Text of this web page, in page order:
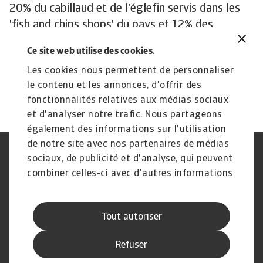
Ce site web utilise des cookies.
Les cookies nous permettent de personnaliser
le contenu et les annonces, d'offrir des
fonctionnalités relatives aux médias sociaux
et d'analyser notre trafic. Nous partageons
également des informations sur l'utilisation
de notre site avec nos partenaires de médias
sociaux, de publicité et d'analyse, qui peuvent
combiner celles-ci avec d'autres informations
collectées lors de votre utilisation de leurs
services.
Tout autoriser
Refuser
20% du cabillaud et de l'églefin servis dans les
'fish and chips shops' du pays et 12% des
Avez-vous une question?
Déclaration de confidentialité
RGPD
Cookie Information
Canaux Speak Up
Informations aux fournisseurs
d'Atradius